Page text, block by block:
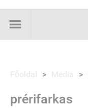
Főoldal > Média >
prérifarkas